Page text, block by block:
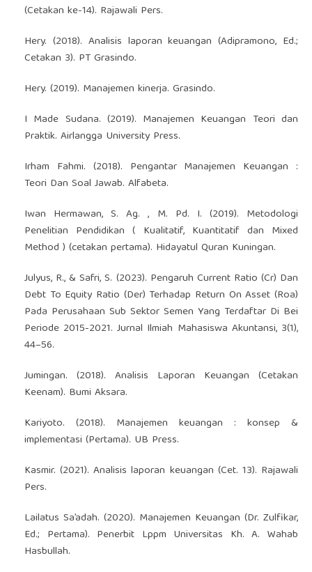
(Cetakan ke-14). Rajawali Pers.
Hery. (2018). Analisis laporan keuangan (Adipramono, Ed.;
Cetakan 3). PT Grasindo.
Hery. (2019). Manajemen kinerja. Grasindo.
I Made Sudana. (2019). Manajemen Keuangan Teori dan
Praktik. Airlangga University Press.
Irham Fahmi. (2018). Pengantar Manajemen Keuangan :
Teori Dan Soal Jawab. Alfabeta.
Iwan Hermawan, S. Ag. , M. Pd. I. (2019). Metodologi
Penelitian Pendidikan ( Kualitatif, Kuantitatif dan Mixed
Method ) (cetakan pertama). Hidayatul Quran Kuningan.
Julyus, R., & Safri, S. (2023). Pengaruh Current Ratio (Cr) Dan
Debt To Equity Ratio (Der) Terhadap Return On Asset (Roa)
Pada Perusahaan Sub Sektor Semen Yang Terdaftar Di Bei
Periode 2015-2021. Jurnal Ilmiah Mahasiswa Akuntansi, 3(1),
44–56.
Jumingan. (2018). Analisis Laporan Keuangan (Cetakan
Keenam). Bumi Aksara.
Kariyoto. (2018). Manajemen keuangan : konsep &
implementasi (Pertama). UB Press.
Kasmir. (2021). Analisis laporan keuangan (Cet. 13). Rajawali
Pers.
Lailatus Sa’adah. (2020). Manajemen Keuangan (Dr. Zulfikar,
Ed.; Pertama). Penerbit Lppm Universitas Kh. A. Wahab
Hasbullah.